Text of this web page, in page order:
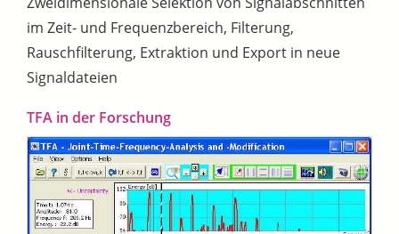
im Zeit- und Frequenzbereich, Filterung,
Rauschfilterung, Extraktion und Export in neue
Signaldateien
TFA in der Forschung